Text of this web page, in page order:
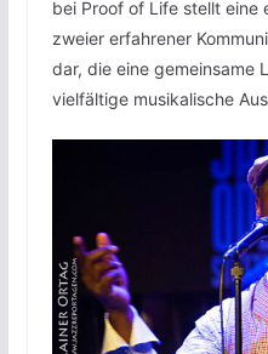
bei Proof of Life stellt eine
zweier erfahrener
dar, die eine gemeinsame
vielfältige musikalische